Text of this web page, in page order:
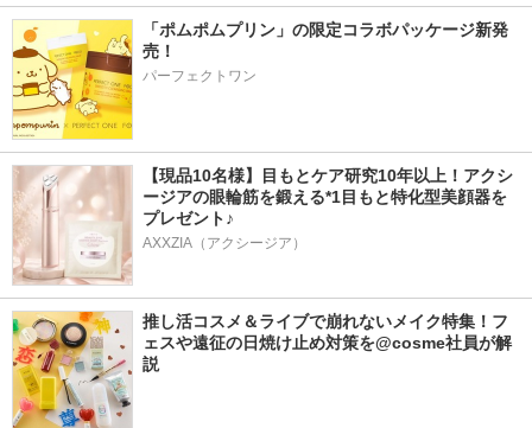
「ポムポムプリン」の限定コラボパッケージ新発
売！
パーフェクトワン
【現品10名様】目もとケア研究10年以上！アクシ
ージアの眼輪筋を鍛える*1目もと特化型美顔器を
プレゼント♪
AXXZIA（アクシージア）
推し活コスメ＆ライブで崩れないメイク特集！フ
ェスや遠征の日焼け止め対策を@cosme社員が解
説